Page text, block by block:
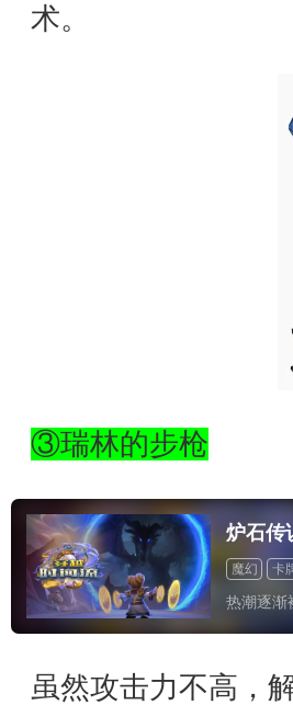
术。
③瑞林的步枪
炉石传
魔幻 卡
道具收费
热潮逐渐
虽然攻击力不高，